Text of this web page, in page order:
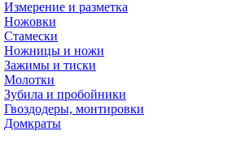
Измерение и разметка
Ножовки
Стамески
Ножницы и ножи
Зажимы и тиски
Молотки
Зубила и пробойники
Гвоздодеры, монтировки
Домкраты